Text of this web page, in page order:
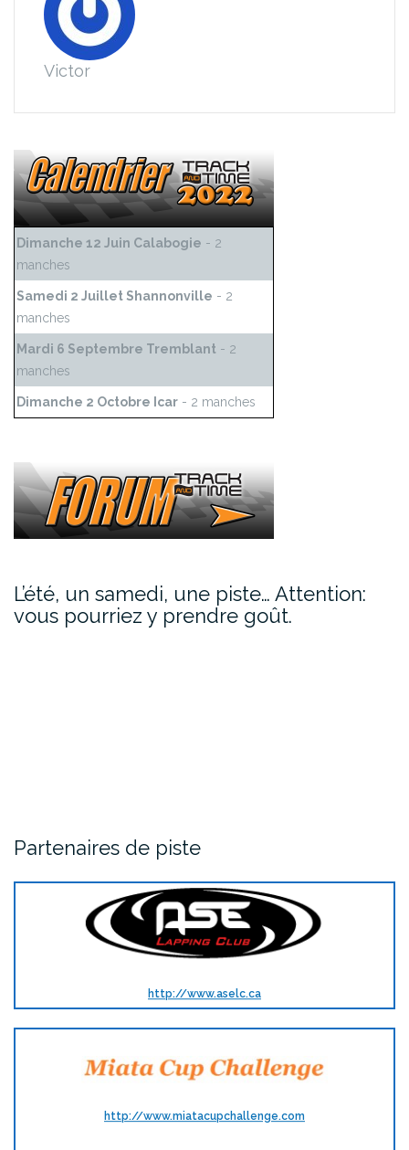
Victor
Dimanche 12 Juin Calabogie - 2
manches
Samedi 2 Juillet Shannonville - 2
manches
Mardi 6 Septembre Tremblant - 2
manches
Dimanche 2 Octobre Icar - 2 manches
L’été, un samedi, une piste… Attention:
vous pourriez y prendre goût.
Partenaires de piste
http://www.aselc.ca
http://www.miatacupchallenge.com